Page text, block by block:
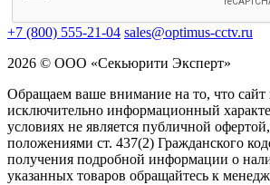
+7 (800) 555-21-04 sales@optimus-cctv.ru
2026 © ООО «Секьюрити Эксперт»
Обращаем ваше внимание на то, что сайт
исключительно информационный
условиях не является публичной
положениями ст. 437(2) Гражданского
получения подробной информации о
указанных товаров обращайтесь к